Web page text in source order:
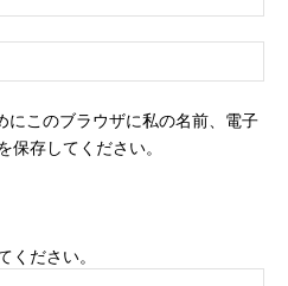
メ
ー
*ェ
にこのブラウザに私の名前、電子
保存してください。
ください。